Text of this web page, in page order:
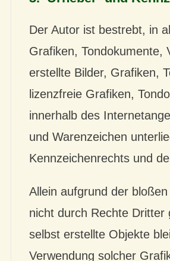
Der Autor ist bestrebt, in
Grafiken, Tondokumente,
erstellte Bilder, Grafiken,
lizenzfreie Grafiken,
innerhalb des
und Warenzeichen
Kennzeichenrechts und
Allein aufgrund der
nicht durch Rechte
selbst erstellte Objekte
Verwendung solcher